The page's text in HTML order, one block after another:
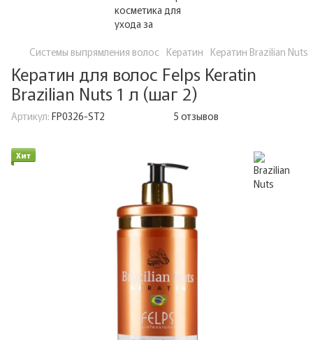
Системы выпрямления волос Кератин Кератин Brazilian Nuts
Кератин для волос Felps Keratin
Brazilian Nuts 1 л (шаг 2)
Артикул: FP0326-ST2 5 отзывов
Хит